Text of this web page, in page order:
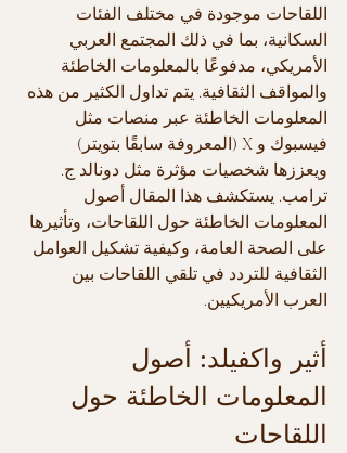
اللقاحات موجودة في مختلف الفئات
السكانية، بما في ذلك المجتمع العربي
الأمريكي، مدفوعًا بالمعلومات الخاطئة
والمواقف الثقافية. يتم تداول الكثير من هذه
المعلومات الخاطئة عبر منصات مثل
فيسبوك و X (المعروفة سابقًا بتويتر)
ويعززها شخصيات مؤثرة مثل دونالد ج.
ترامب. يستكشف هذا المقال أصول
المعلومات الخاطئة حول اللقاحات، وتأثيرها
على الصحة العامة، وكيفية تشكيل العوامل
الثقافية للتردد في تلقي اللقاحات بين
العرب الأمريكيين.
أثير واكفيلد: أصول
المعلومات الخاطئة حول
اللقاحات